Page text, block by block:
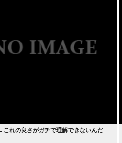
これの良さがガチで理解できないんだ